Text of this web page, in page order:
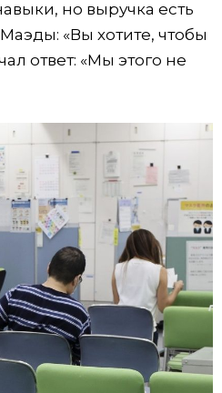
но выручка есть
«Вы хотите, чтобы
ответ: «Мы этого не